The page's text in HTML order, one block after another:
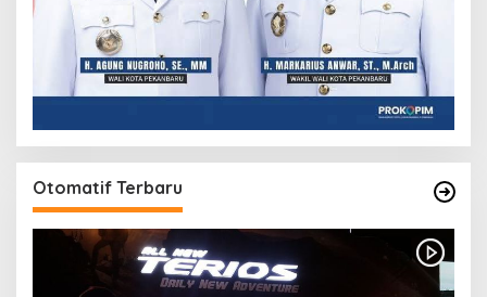
Otomatif Terbaru